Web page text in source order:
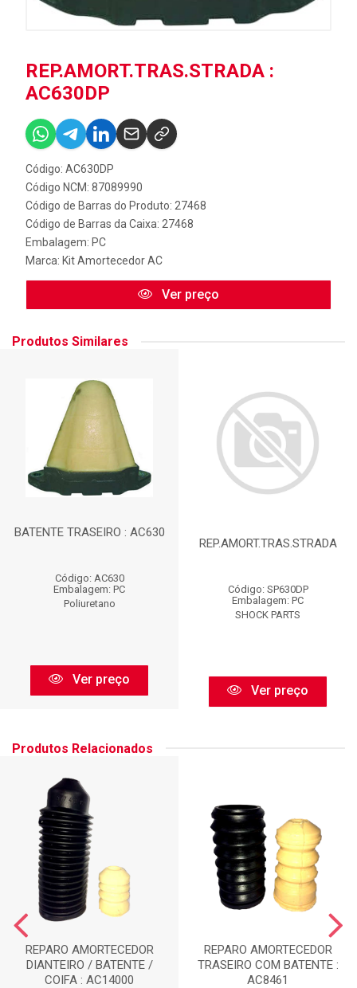
REP.AMORT.TRAS.STRADA :
AC630DP
Código: AC630DP
Código NCM: 87089990
Código de Barras do Produto: 27468
Código de Barras da Caixa: 27468
Embalagem: PC
Marca: Kit Amortecedor AC
Ver preço
Produtos Similares
BATENTE TRASEIRO : AC630
Código: AC630
Embalagem: PC
Poliuretano
Ver preço
REP.AMORT.TRAS.STRADA
Código: SP630DP
Embalagem: PC
SHOCK PARTS
Ver preço
Produtos Relacionados
REPARO AMORTECEDOR
DIANTEIRO / BATENTE /
COIFA : AC14000
REPARO AMORTECEDOR
TRASEIRO COM BATENTE :
AC8461